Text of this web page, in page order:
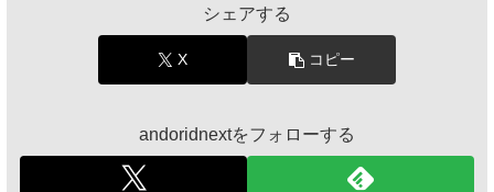
シェアする
X コピー
andoridnextをフォローする